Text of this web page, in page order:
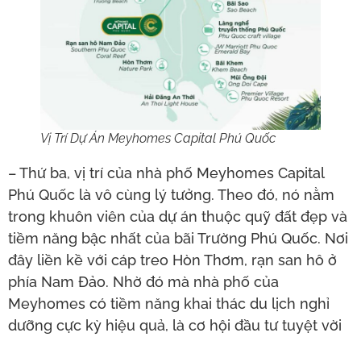
Vị Trí Dự Án Meyhomes Capital Phú Quốc
– Thứ ba, vị trí của nhà phố Meyhomes Capital
Phú Quốc là vô cùng lý tưởng. Theo đó, nó nằm
trong khuôn viên của dự án thuộc quỹ đất đẹp và
tiềm năng bậc nhất của bãi Trường Phú Quốc. Nơi
đây liền kề với cáp treo Hòn Thơm, rạn san hô ở
phía Nam Đảo. Nhờ đó mà nhà phố của
Meyhomes có tiềm năng khai thác du lịch nghỉ
dưỡng cực kỳ hiệu quả, là cơ hội đầu tư tuyệt vời